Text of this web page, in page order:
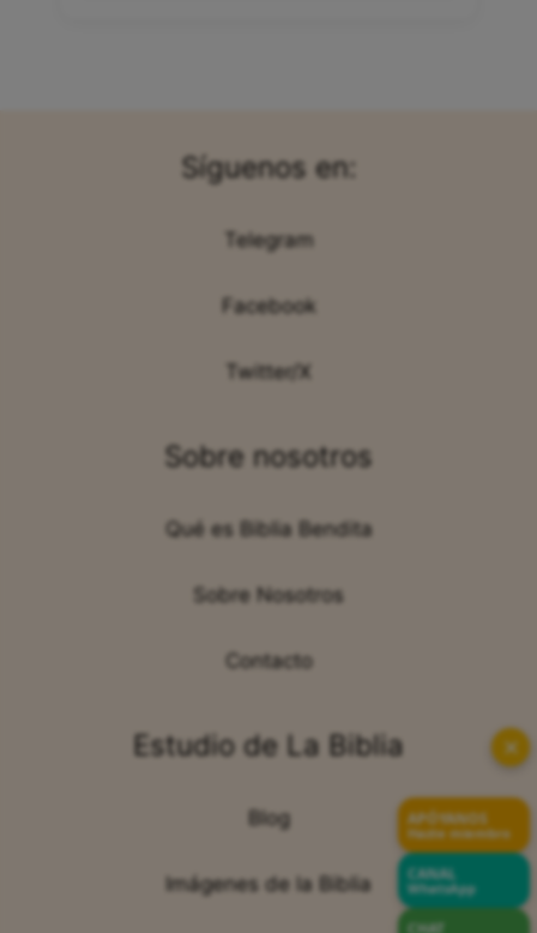
Síguenos en:
Telegram
Facebook
Twitter/X
Sobre nosotros
Qué es Biblia Bendita
Sobre Nosotros
Contacto
Estudio de La Biblia
Blog
Imágenes de la Biblia
✕
APÓYANOS
Hazte miembro
CANAL
WhatsApp
CHAT